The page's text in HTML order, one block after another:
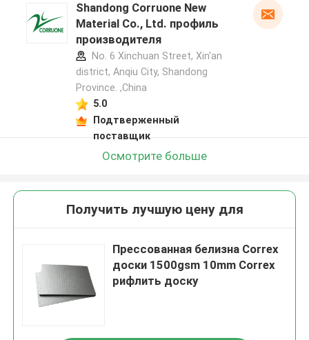
Shandong Corruone New
Material Co., Ltd. профиль
производителя
No. 6 Xinchuan Street, Xin'an
district, Anqiu City, Shandong
Province. ,China
5.0
Подтверженный
поставщик
Осмотрите больше
Получить лучшую цену для
Прессованная белизна Correx
доски 1500gsm 10mm Correx
рифлить доску